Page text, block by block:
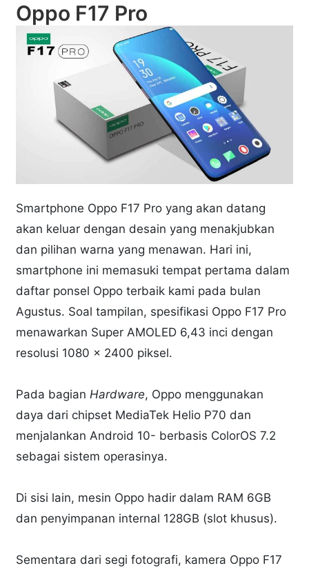
Oppo F17 Pro
Smartphone Oppo F17 Pro yang akan datang
akan keluar dengan desain yang menakjubkan
dan pilihan warna yang menawan. Hari ini,
smartphone ini memasuki tempat pertama dalam
daftar ponsel Oppo terbaik kami pada bulan
Agustus. Soal tampilan, spesifikasi Oppo F17 Pro
menawarkan Super AMOLED 6,43 inci dengan
resolusi 1080 x 2400 piksel.
Pada bagianHardware, Oppo menggunakan
daya dari chipset MediaTek Helio P70 dan
menjalankan Android 10- berbasis ColorOS 7.2
sebagai sistem operasinya.
Di sisi lain, mesin Oppo hadir dalam RAM 6GB
dan penyimpanan internal 128GB (slot khusus).
Sementara dari segi fotografi, kamera Oppo F17